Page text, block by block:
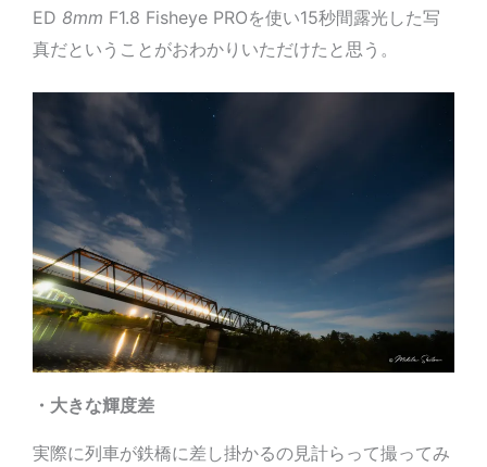
ED 8mm F1.8 Fisheye PROを使い15秒間露光した写
真だということがおわかりいただけたと思う。
・大きな輝度差
実際に列車が鉄橋に差し掛かるの見計らって撮ってみ